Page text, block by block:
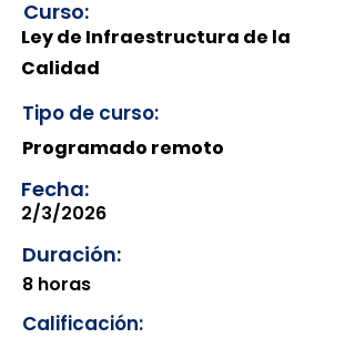
Curso:
Ley de Infraestructura de la
Calidad
Tipo de curso:
Programado remoto
Fecha:
2/3/2026
Duración:
8 horas
Calificación: